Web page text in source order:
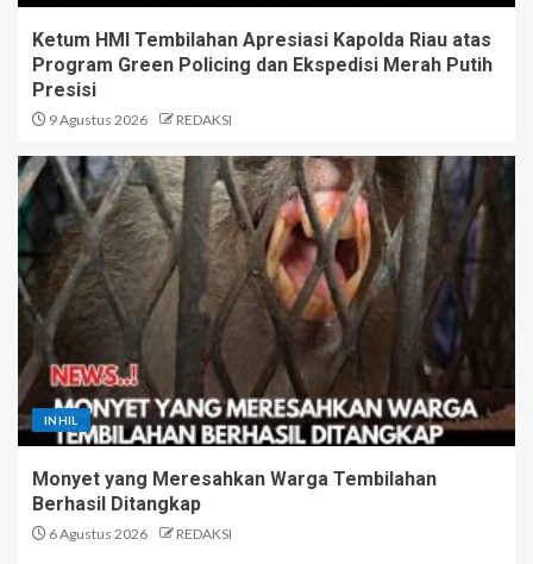
Ketum HMI Tembilahan Apresiasi Kapolda Riau atas
Program Green Policing dan Ekspedisi Merah Putih
Presisi
9 Agustus 2026 REDAKSI
INHIL
Monyet yang Meresahkan Warga Tembilahan
Berhasil Ditangkap
6 Agustus 2026 REDAKSI